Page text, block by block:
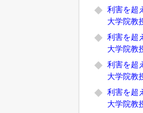
利害を超
大学院教
利害を超
大学院教
利害を超
大学院教
利害を超
大学院教